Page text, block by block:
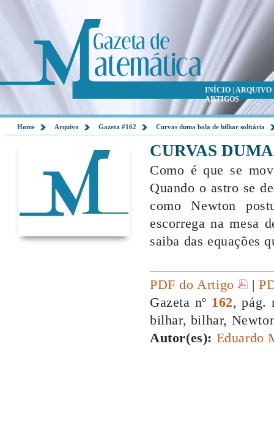
INÍCIO ARQUIVO
ARTIGOS
Home Arquivo Gazeta #162 Curvas duma bola de bilhar solitária
CURVAS
Como é que se
Quando o astro se
como Newton
escorrega na mesa
saiba das equações
PDF do Artigo |
Gazeta nº 162, pág.
bilhar, bilhar,
Autor(es): Eduardo